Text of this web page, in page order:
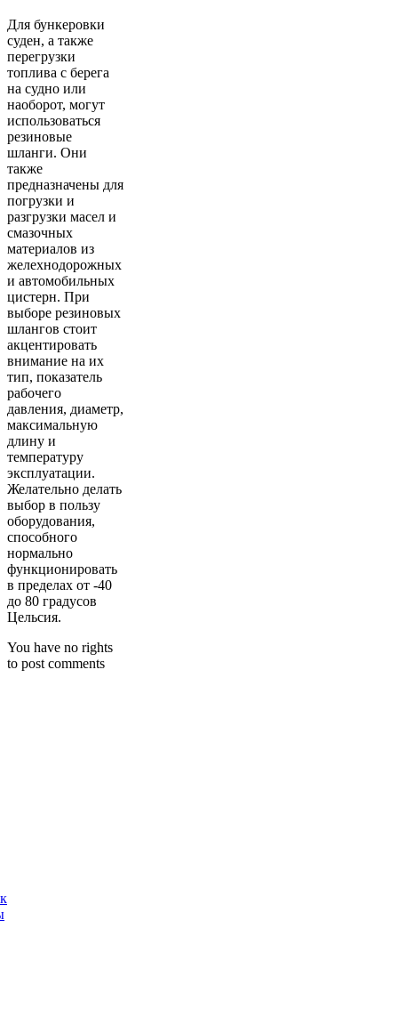
Для бункеровки
суден, а также
перегрузки
топлива с берега
на судно или
наоборот, могут
использоваться
резиновые
шланги. Они
также
предназначены для
погрузки и
разгрузки масел и
смазочных
материалов из
желехнодорожных
и автомобильных
цистерн. При
выборе резиновых
шлангов стоит
акцентировать
внимание на их
тип, показатель
рабочего
давления, диаметр,
максимальную
длину и
температуру
эксплуатации.
Желательно делать
выбор в пользу
оборудования,
способного
нормально
функционировать
в пределах от -40
до 80 градусов
Цельсия.
You have no rights
to post comments